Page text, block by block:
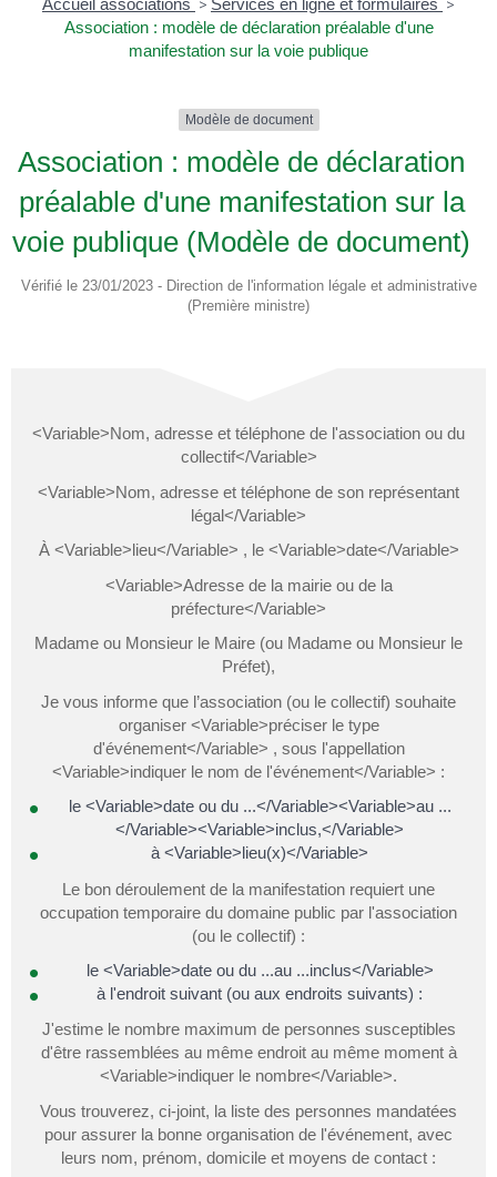
Accueil associations > Services en ligne et formulaires >
Association : modèle de déclaration préalable d'une
manifestation sur la voie publique
Modèle de document
Association : modèle de déclaration
préalable d'une manifestation sur la
voie publique (Modèle de document)
Vérifié le 23/01/2023 - Direction de l'information légale et administrative
(Première ministre)
<Variable>Nom, adresse et téléphone de l'association ou du
collectif</Variable>
<Variable>Nom, adresse et téléphone de son représentant
légal</Variable>
À <Variable>lieu</Variable> , le <Variable>date</Variable>
<Variable>Adresse de la mairie ou de la
préfecture</Variable>
Madame ou Monsieur le Maire (ou Madame ou Monsieur le
Préfet),
Je vous informe que l’association (ou le collectif) souhaite
organiser <Variable>préciser le type
d'événement</Variable> , sous l'appellation
<Variable>indiquer le nom de l'événement</Variable> :
le <Variable>date ou du ...</Variable><Variable>au ...
</Variable><Variable>inclus,</Variable>
à <Variable>lieu(x)</Variable>
Le bon déroulement de la manifestation requiert une
occupation temporaire du domaine public par l'association
(ou le collectif) :
le <Variable>date ou du ...au ...inclus</Variable>
à l'endroit suivant (ou aux endroits suivants) :
J'estime le nombre maximum de personnes susceptibles
d'être rassemblées au même endroit au même moment à
<Variable>indiquer le nombre</Variable>.
Vous trouverez, ci-joint, la liste des personnes mandatées
pour assurer la bonne organisation de l'événement, avec
leurs nom, prénom, domicile et moyens de contact :